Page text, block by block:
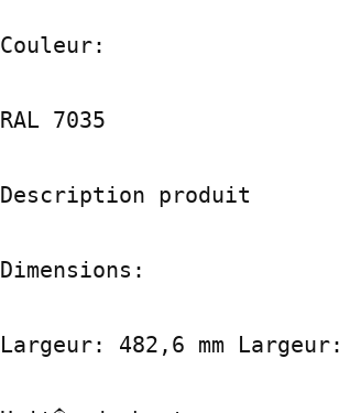
Couleur:
RAL 7035
Description produit
Dimensions:
Largeur: 482,6 mm